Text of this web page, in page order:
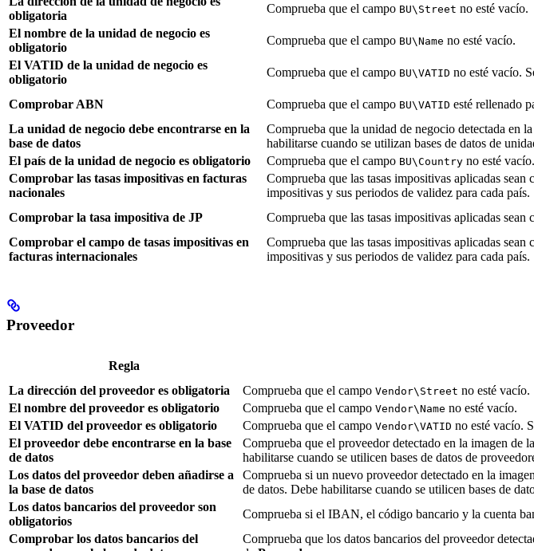
obligatoria
Comprueba que el campo BU\Street no esté vacío.
El nombre de la unidad de negocio es
obligatorio
Comprueba que el campo BU\Name no esté vacío.
El VATID de la unidad de negocio es
obligatorio
Comprueba que el campo BU\VATID no esté vacío.
Comprobar ABN Comprueba que el campo BU\VATID esté rellenado
La unidad de negocio debe encontrarse en la
base de datos
Comprueba que la unidad de negocio detectada en
habilitarse cuando se utilizan bases de datos de
El país de la unidad de negocio es obligatorio
Comprueba que el campo BU\Country no esté vacío.
Comprobar las tasas impositivas en facturas
nacionales
Comprueba que las tasas impositivas aplicadas
impositivas y sus periodos de validez para cada país.
Comprobar la tasa impositiva de JP Comprueba que las tasas impositivas aplicadas sean
Comprobar el campo de tasas impositivas en
facturas internacionales
Comprueba que las tasas impositivas aplicadas sean
impositivas y sus periodos de validez para cada país.
Proveedor
Regla
La dirección del proveedor es obligatoria
Comprueba que el campo Vendor\Street no esté vacío.
El nombre del proveedor es obligatorio
Comprueba que el campo Vendor\Name no esté vacío.
El VATID del proveedor es obligatorio
Comprueba que el campo Vendor\VATID no esté vacío.
El proveedor debe encontrarse en la base
de datos
Comprueba que el proveedor detectado en la imagen de
habilitarse cuando se utilicen bases de datos de
Los datos del proveedor deben añadirse a
la base de datos
Comprueba si un nuevo proveedor detectado en la
de datos. Debe habilitarse cuando se utilicen bases de
Los datos bancarios del proveedor son
obligatorios
Comprueba si el IBAN, el código bancario y la cuenta
Comprobar los datos bancarios del
Comprueba que los datos bancarios del proveedor